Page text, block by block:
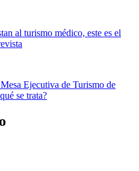
al turismo médico, este es el
Ejecutiva de Turismo de
se trata?